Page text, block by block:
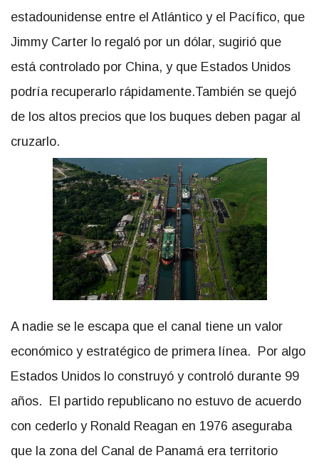
estadounidense entre el Atlántico y el Pacífico, que
Jimmy Carter lo regaló por un dólar, sugirió que
está controlado por China, y que Estados Unidos
podría recuperarlo rápidamente.También se quejó
de los altos precios que los buques deben pagar al
cruzarlo.
A nadie se le escapa que el canal tiene un valor
económico y estratégico de primera línea. Por algo
Estados Unidos lo construyó y controló durante 99
años. El partido republicano no estuvo de acuerdo
con cederlo y Ronald Reagan en 1976 aseguraba
que la zona del Canal de Panamá era territorio